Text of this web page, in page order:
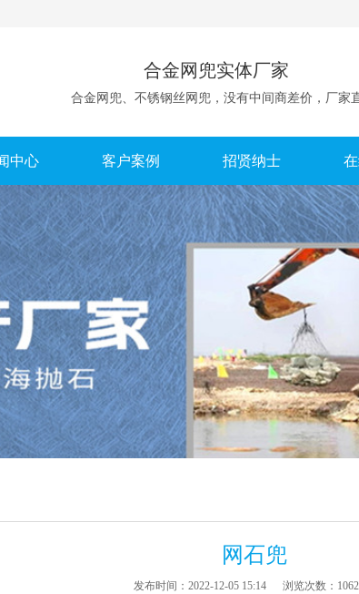
合金网兜实体厂家
合金网兜、不锈钢丝网兜，没有中间商差价，厂家
中心 客户案例 招贤纳士
网石兜
发布时间：2022-12-05 15:14 浏览次数： 1062